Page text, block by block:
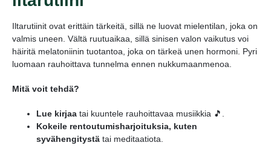
Iltarutiinit ovat erittäin tärkeitä, sillä ne luovat mielentilan, joka on
valmis uneen. Vältä ruutuaikaa, sillä sinisen valon vaikutus voi
häiritä melatoniinin tuotantoa, joka on tärkeä unen hormoni. Pyri
luomaan rauhoittava tunnelma ennen nukkumaanmenoa.
Mitä voit tehdä?
Lue kirjaa tai kuuntele rauhoittavaa musiikkia 🎵.
Kokeile rentoutumisharjoituksia, kuten
syvähengitystä tai meditaatiota.